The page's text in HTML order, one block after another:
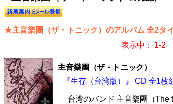
★主音樂團（ザ・トニック）のアルバム 全2タ
表示中： 1-2
主音樂團（ザ・トニック）
『生存（台湾版）』 CD 全1枚
台湾のバンド 主音樂團（The